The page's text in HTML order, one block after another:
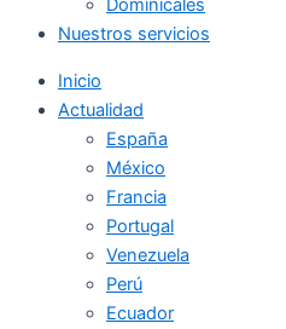
Dominicales
Nuestros servicios
Inicio
Actualidad
España
México
Francia
Portugal
Venezuela
Perú
Ecuador